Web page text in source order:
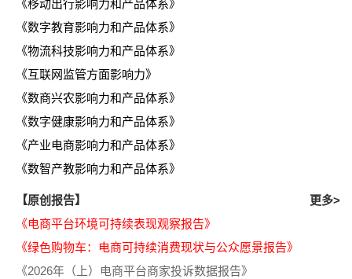
《移动出行影响力和产品体系》
《数字教育影响力和产品体系》
《物流科技影响力和产品体系》
《互联网监管方面影响力》
《数商兴农影响力和产品体系》
《数字健康影响力和产品体系》
《产业电商影响力和产品体系》
《数智产教影响力和产品体系》
【原创报告】
更多>
《电商平台环境可持续表现观察报告》
《绿色购物车：电商可持续消费现状与公众愿景报告》
《2026年（上）电商平台商家投诉数据报告》